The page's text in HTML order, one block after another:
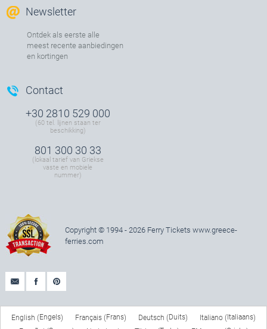
Newsletter
Ontdek als eerste alle
meest recente aanbiedingen
en kortingen
Contact
+30 2810 529 000
(60 tel. lijnen staan ter
beschikking)
801 300 30 33
(lokaal tarief van Griekse
vaste en mobiele
nummer)
Copyright © 1994 - 2026 Ferry Tickets www.greece-
ferries.com
English (Engels) Français (Frans) Deutsch (Duits) Italiano ( Italiaans)